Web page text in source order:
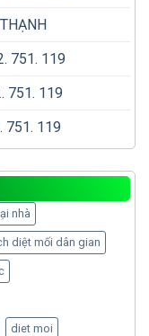
751. 119
751. 119
751. 119
nhà
diệt mối dân gian
diet moi